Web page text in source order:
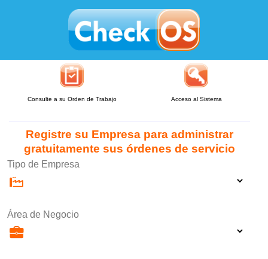
Consulte a su Orden de Trabajo Acceso al Sistema
Registre su Empresa para administrar
gratuitamente sus órdenes de servicio
Tipo de Empresa
Área de Negocio